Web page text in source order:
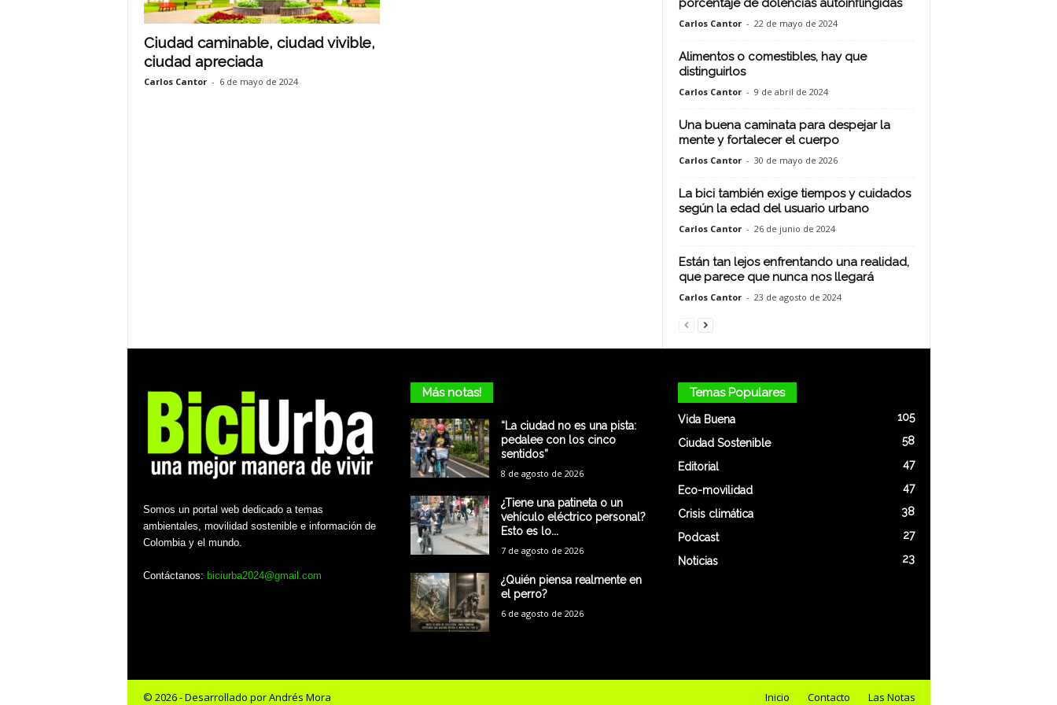
Ciudad caminable, ciudad vivible,
ciudad apreciada
Carlos Cantor - 6 de mayo de 2024
porcentaje de dolencias autoinflingidas
Carlos Cantor - 22 de mayo de 2024
Alimentos o comestibles, hay que
distinguirlos
Carlos Cantor - 9 de abril de 2024
Una buena caminata para despejar la
mente y fortalecer el cuerpo
Carlos Cantor - 30 de mayo de 2026
La bici también exige tiempos y cuidados
según la edad del usuario urbano
Carlos Cantor - 26 de junio de 2024
Están tan lejos enfrentando una realidad,
que parece que nunca nos llegará
Carlos Cantor - 23 de agosto de 2024
Somos un portal web dedicado a temas
ambientales, movilidad sostenible e información de
Colombia y el mundo.
Contáctanos: biciurba2024@gmail.com
Más notas!
“La ciudad no es una pista:
pedalee con los cinco
sentidos”
8 de agosto de 2026
¿Tiene una patineta o un
vehículo eléctrico personal?
Esto es lo...
7 de agosto de 2026
¿Quién piensa realmente en
el perro?
6 de agosto de 2026
Temas Populares
Vida Buena 105
Ciudad Sostenible 58
Editorial 47
Eco-movilidad 47
Crisis climática 38
Podcast 27
Noticias 23
Inicio Contacto Las Notas
© 2026 - Desarrollado por Andrés Mora